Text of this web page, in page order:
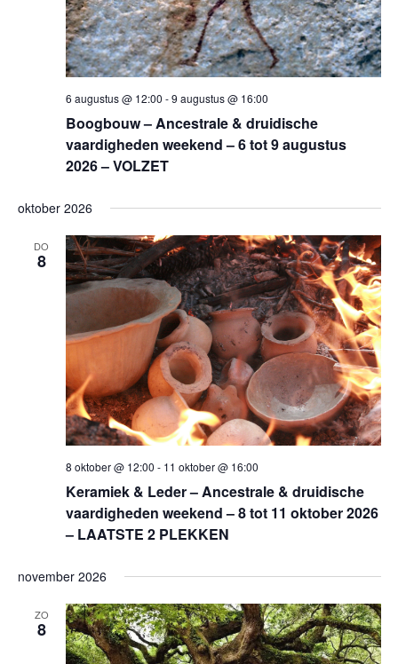
6 augustus @ 12:00 -9 augustus @ 16:00
Boogbouw – Ancestrale & druidische
vaardigheden weekend – 6 tot 9 augustus
2026 – VOLZET
oktober 2026
DO
8
8 oktober @ 12:00 - 11 oktober @ 16:00
Keramiek & Leder – Ancestrale & druidische
vaardigheden weekend – 8 tot 11 oktober 2026
– LAATSTE 2 PLEKKEN
november 2026
ZO
8